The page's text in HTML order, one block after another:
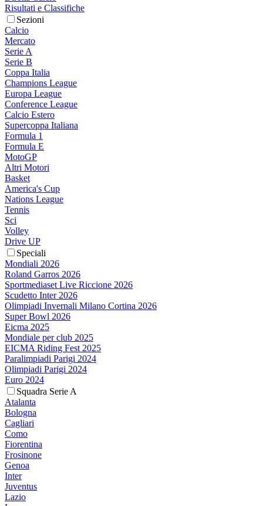
Risultati e Classifiche
Sezioni
Calcio
Mercato
Serie A
Serie B
Coppa Italia
Champions League
Europa League
Conference League
Calcio Estero
Supercoppa Italiana
Formula 1
Formula E
MotoGP
Altri Motori
Basket
America's Cup
Nations League
Tennis
Sci
Volley
Drive UP
Speciali
Mondiali 2026
Roland Garros 2026
Sportmediaset Live Riccione 2026
Scudetto Inter 2026
Olimpiadi Invernali Milano Cortina 2026
Super Bowl 2026
Eicma 2025
Mondiale per club 2025
EICMA Riding Fest 2025
Paralimpiadi Parigi 2024
Olimpiadi Parigi 2024
Euro 2024
Squadra Serie A
Atalanta
Bologna
Cagliari
Como
Fiorentina
Frosinone
Genoa
Inter
Juventus
Lazio